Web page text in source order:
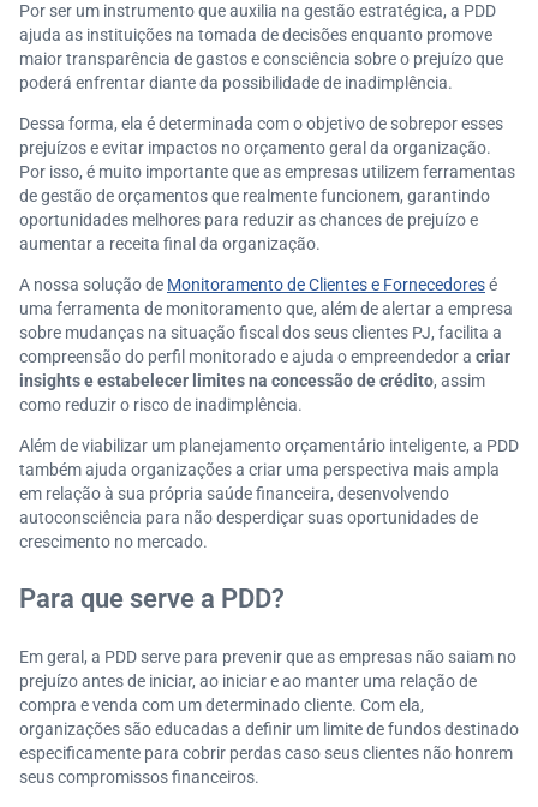
Por ser um instrumento que auxilia na gestão estratégica, a PDD
ajuda as instituições na tomada de decisões enquanto promove
maior transparência de gastos e consciência sobre o prejuízo que
poderá enfrentar diante da possibilidade de inadimplência.
Dessa forma, ela é determinada com o objetivo de sobrepor esses
prejuízos e evitar impactos no orçamento geral da organização.
Por isso, é muito importante que as empresas utilizem ferramentas
de gestão de orçamentos que realmente funcionem, garantindo
oportunidades melhores para reduzir as chances de prejuízo e
aumentar a receita final da organização.
A nossa solução de Monitoramento de Clientes e Fornecedoresé
uma ferramenta de monitoramento que, além de alertar a empresa
sobre mudanças na situação fiscal dos seus clientes PJ, facilita a
compreensão do perfil monitorado e ajuda o empreendedor a criar
insights e estabelecer limites na concessão de crédito, assim
como reduzir o risco de inadimplência.
Além de viabilizar um planejamento orçamentário inteligente, a PDD
também ajuda organizações a criar uma perspectiva mais ampla
em relação à sua própria saúde financeira, desenvolvendo
autoconsciência para não desperdiçar suas oportunidades de
crescimento no mercado.
Para que serve a PDD?
Em geral, a PDD serve para prevenir que as empresas não saiam no
prejuízo antes de iniciar, ao iniciar e ao manter uma relação de
compra e venda com um determinado cliente. Com ela,
organizações são educadas a definir um limite de fundos destinado
especificamente para cobrir perdas caso seus clientes não honrem
seus compromissos financeiros.